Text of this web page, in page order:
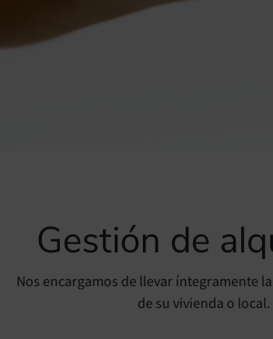
Gestión de
Nos encargamos de llevar íntegramente
de su vivienda o local.